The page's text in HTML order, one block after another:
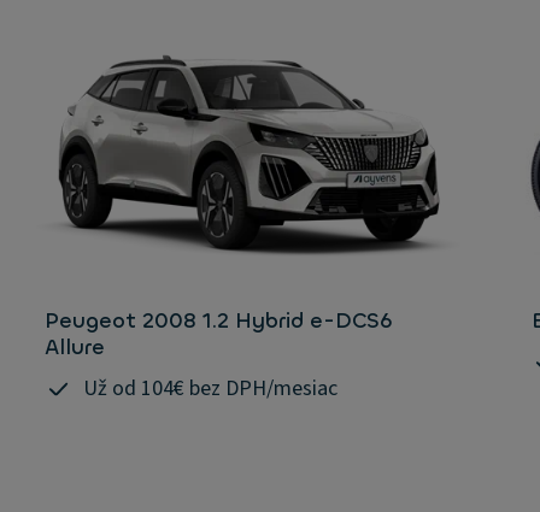
Peugeot 2008 1.2 Hybrid e-DCS6
Allure
Už od 104€ bez DPH/mesiac